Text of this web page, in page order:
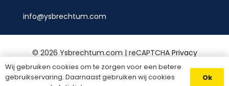
info@ysbrechtum.com
© 2026 Ysbrechtum.com | reCAPTCHA Privacy
Policyenvoorwaarden|Privacy statement |
Website doorDivites webwerk
Wij gebruiken cookies om te zorgen voor een betere
gebruikservaring. Daarnaast gebruiken wij cookies
Ok